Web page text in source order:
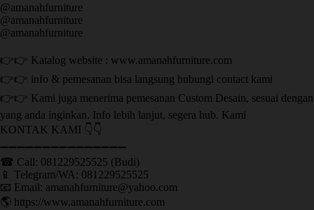
@amanahfurniture
@amanahfurniture
@amanahfurniture
👉👉 Katalog website : www.amanahfurniture.com
👉👉 info & pemesanan bisa langsung hubungi contact kami
👉👉 Kami juga menerima pemesanan Custom Desain, sesuai dengan
yang anda inginkan. Info lebih lanjut, segera hub. Kami
KONTAK KAMI 👇👇
➖➖➖➖➖➖➖➖➖➖➖➖➖➖➖ ㅤ
☎ Call: 081229525525 (Budi)
📱 Telegram/WA: 081229525525
📧 Email: amanahfurniture@yahoo.com
🌎 https://www.amanahfurniture.com